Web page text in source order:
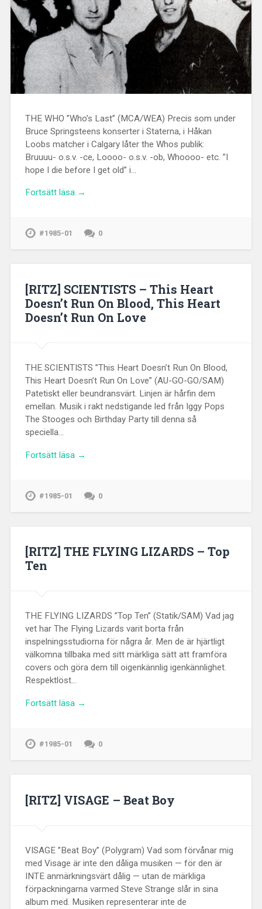
THE WHO ”Who’s Last” (MCA/WEA) Precis som under
Bruce Springsteens konserter i Staterna, i Håkan
Loobs matcher i Calgary låter the Whos publik:
Bruuuu- o.s.v. -ce, Loooo- o.s.v. -ob, Whoooo- etc. ”I
hope I die before I get old” i…
Fortsätt läsa →
#1985-01 0
[RITZ] SCIENTISTS – This Heart
Doesn’t Run On Blood, This Heart
Doesn’t Run On Love
THE SCIENTISTS ”This Heart Doesn’t Run On Blood,
This Heart Doesn’t Run On Love” (AU-GO-GO/SAM)
Patetiskt eller beundransvärt. Linjen är hårfin dem
emellan. Musik i rakt nedstigande led från Iggy Pops
The Stooges och Birthday Party till denna så
speciella…
Fortsätt läsa →
#1985-01 0
[RITZ] THE FLYING LIZARDS – Top
Ten
THE FLYING LIZARDS ”Top Ten” (Statik/SAM) Vad jag
vet har The Flying Lizards varit borta från
inspelningsstudiorna för några år. Men de är hjärtligt
välkomna tillbaka med sitt märkliga sätt att framföra
covers och göra dem till oigenkännlig igenkännlighet.
Respektlöst…
Fortsätt läsa →
#1985-01 0
[RITZ] VISAGE – Beat Boy
VISAGE ”Beat Boy” (Polygram) Vad som förvånar mig
med Visage är inte den dåliga musiken — för den är
INTE anmärkningsvärt dålig — utan de märkliga
förpackningarna varmed Steve Strange slår in sina
album med. Musiken representerar inte de